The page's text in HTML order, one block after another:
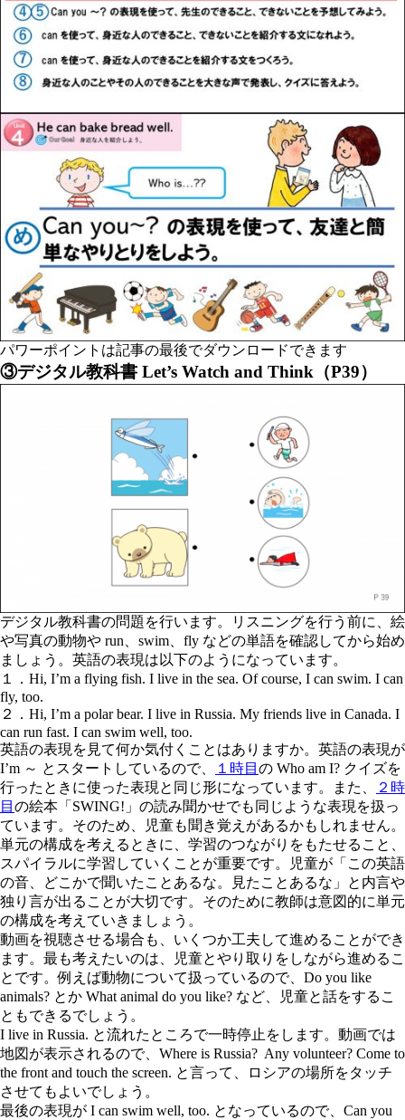
パワーポイントは記事の最後でダウンロードできます
③デジタル教科書 Let’s Watch and Think（P39）
デジタル教科書の問題を行います。リスニングを行う前に、絵
や写真の動物や run swim fly などの単語を確認してから始め
ましょう。英語の表現は以下のようになっています。
１．Hi, I’m a flying fish. I live in the sea. Of course, I can swim. I can
fly, too.
２．Hi, I’m a polar bear. I live in Russia. My friends live in Canada. I
can run fast. I can swim well, too.
英語の表現を見て何か気付くことはありますか。英語の表現が
I’m ～ とスタートしているので、 １時目 の Who am I? クイズを
行ったときに使った表現と同じ形になっています。また、
２時
目 の絵本「SWING!」の読み聞かせでも同じような表現を扱っ
ています。そのため、児童も聞き覚えがあるかもしれません。
単元の構成を考えるときに、学習のつながりをもたせること、
スパイラルに学習していくことが重要です。児童が「この英語
の音、どこかで聞いたことあるな。見たことあるな」と内言や
独り言が出ることが大切です。そのために教師は意図的に単元
の構成を考えていきましょう。
動画を視聴させる場合も、いくつか工夫して進めることができ
ます。最も考えたいのは、児童とやり取りをしながら進めるこ
とです。例えば動物について扱っているので、 Do you like
animals? とか What animal do you like? など、児童と話をするこ
ともできるでしょう。
I live in Russia. と流れたところで一時停止をします。動画では
地図が表示されるので、 Where is Russia? Any volunteer? Come to
the front and touch the screen. と言って、ロシアの場所をタッチ
させてもよいでしょう。
最後の表現が I can swim well, too. となっているので、 Can you